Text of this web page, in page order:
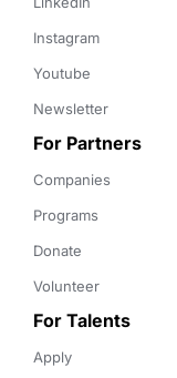
Instagram
Youtube
Newsletter
For Partners
Companies
Programs
Donate
Volunteer
For Talents
Apply